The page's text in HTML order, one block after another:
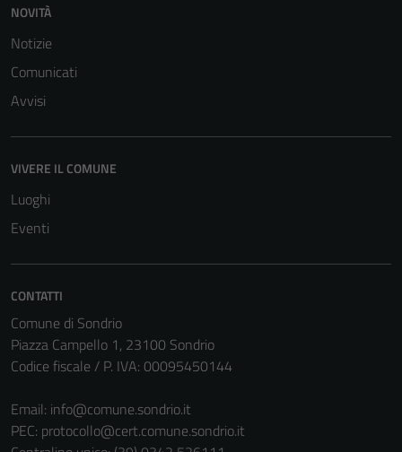
NOVITÀ
Notizie
Comunicati
Avvisi
VIVERE IL COMUNE
Luoghi
Eventi
CONTATTI
Comune di Sondrio
Piazza Campello 1, 23100 Sondrio
Codice fiscale / P. IVA: 00095450144
Email: info@comune.sondrio.it
PEC: protocollo@cert.comune.sondrio.it
del sito e non